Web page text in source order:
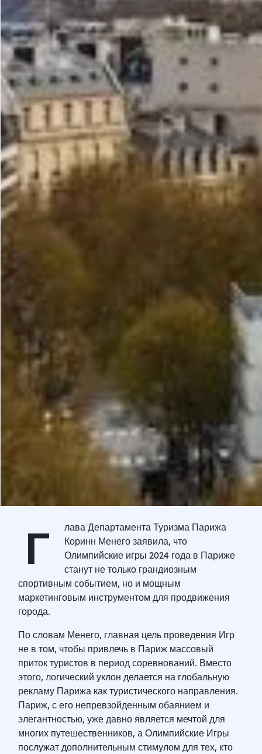
Г
лава Департамента Туризма Парижа
Коринн Менего заявила, что
Олимпийские игры 2024 года в Париже
станут не только грандиозным
спортивным событием, но и мощным
маркетинговым инструментом для продвижения
города.
По словам Менего, главная цель проведения Игр
не в том, чтобы привлечь в Париж массовый
приток туристов в период соревнований. Вместо
этого, логический уклон делается на глобальную
рекламу Парижа как туристического направления.
Париж, с его непревзойденным обаянием и
элегантностью, уже давно является мечтой для
многих путешественников, а Олимпийские Игры
послужат дополнительным стимулом для тех, кто